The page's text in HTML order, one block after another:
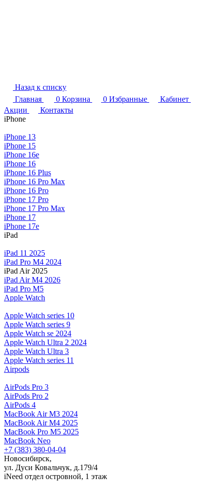
Назад к списку
Главная
0 Корзина 0 Избранные
Кабинет
Акции
Контакты
iPhone
iPhone 13
iPhone 15
iPhone 16e
iPhone 16
iPhone 16 Plus
iPhone 16 Pro Max
iPhone 16 Pro
iPhone 17 Pro
iPhone 17 Pro Max
iPhone 17
iPhone 17e
iPad
iPad 11 2025
iPad Pro M4 2024
iPad Air 2025
iPad Air M4 2026
iPad Pro M5
Apple Watch
Apple Watch series 10
Apple Watch series 9
Apple Watch se 2024
Apple Watch Ultra 2 2024
Apple Watch Ultra 3
Apple Watch series 11
Airpods
AirPods Pro 3
AirPods Pro 2
AirPods 4
MacBook Air M3 2024
MacBook Air M4 2025
MacBook Pro M5 2025
MacBook Neo
+7 (383) 380-04-04
Новосибирск,
ул. Дуси Ковальчук, д.179/4
iNeed отдел островной, 1 этаж